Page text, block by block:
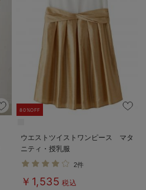
80%OFF
ウエストツイストワンピース マタ
ニティ・授乳服
2件
￥1,535 税込